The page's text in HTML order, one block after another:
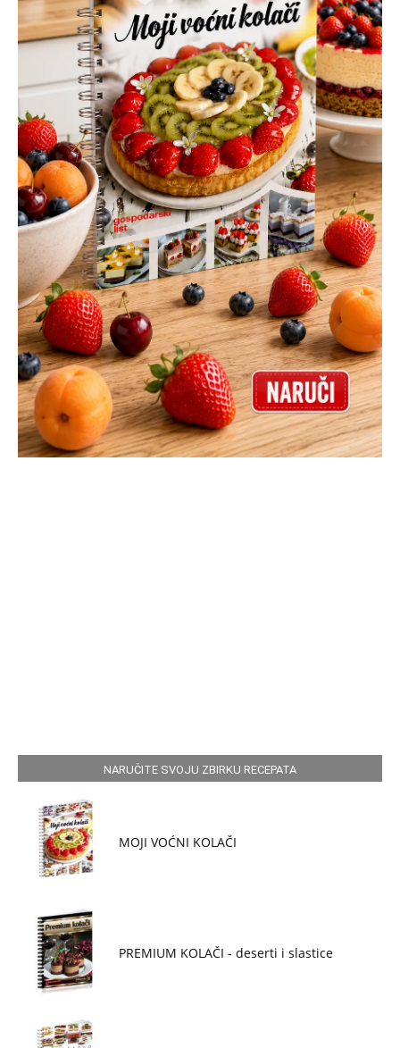
NARUČITE SVOJU ZBIRKU RECEPATA
MOJI VOĆNI KOLAČI
PREMIUM KOLAČI - deserti i slastice